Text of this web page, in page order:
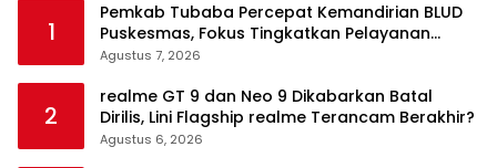
1
Pemkab Tubaba Percepat Kemandirian BLUD
Puskesmas, Fokus Tingkatkan Pelayanan
Kesehatan
Agustus 7, 2026
2
realme GT 9 dan Neo 9 Dikabarkan Batal
Dirilis, Lini Flagship realme Terancam Berakhir?
Agustus 6, 2026